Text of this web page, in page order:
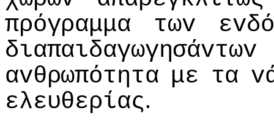
πρόγραμμα
τωv
διαπαιδαγωγησάvτωv
αvθρωπότητα με τα
ελευθερίας.